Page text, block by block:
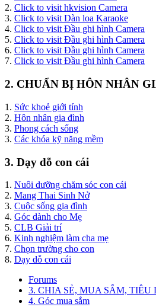
2. Click to visit hkvision Camera
3. Click to visit Dàn loa Karaoke
4. Click to visit Đầu ghi hình Camera
5. Click to visit Đầu ghi hình Camera
6. Click to visit Đầu ghi hình Camera
7. Click to visit Đầu ghi hình Camera
2. CHUẨN BỊ HÔN NHÂN
1. Sức khoẻ giới tính
2. Hôn nhân gia đình
3. Phong cách sống
3. Các khóa kỹ năng mềm
3. Dạy dỗ con cái
1. Nuôi dưỡng chăm sóc con cái
2. Mang Thai Sinh Nở
3. Cuộc sống gia đình
4. Góc dành cho Mẹ
5. CLB Giải trí
6. Kinh nghiệm làm cha mẹ
7. Chọn trường cho con
8. Dạy dỗ con cái
Forums
3. CHIA SẺ, MUA SẮM, TIÊU
4. Góc mua sắm